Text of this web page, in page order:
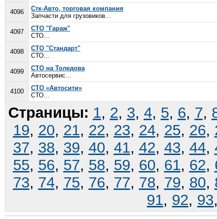
4096
Стк-Авто, торговая компания
Запчасти для грузовиков...
4097
СТО "Гараж"
СТО...
4098
СТО "Стандарт"
СТО...
4099
СТО на Толедова
Автосервис...
4100
СТО «Автосити»
СТО...
Страницы: 1, 2, 3, 4, 5, 6, 7,
19, 20, 21, 22, 23, 24, 25, 26,
37, 38, 39, 40, 41, 42, 43, 44,
55, 56, 57, 58, 59, 60, 61, 62,
73, 74, 75, 76, 77, 78, 79, 80,
91, 92, 93